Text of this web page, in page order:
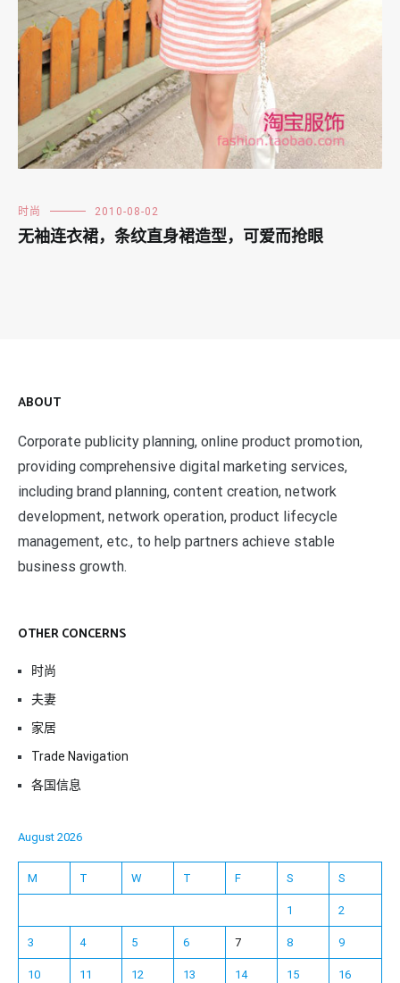
时尚 2010-08-02
无袖连衣裙，条纹直身裙造型，可爱而抢眼
ABOUT
Corporate publicity planning, online product promotion,
providing comprehensive digital marketing services,
including brand planning, content creation, network
development, network operation, product lifecycle
management, etc., to help partners achieve stable
business growth.
OTHER CONCERNS
时尚
夫妻
家居
Trade Navigation
各国信息
August 2026
M T W T F S S
1 2
3 4 5 6 7 8 9
10 11 12 13 14 15 16